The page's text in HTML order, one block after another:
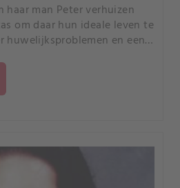
haar man Peter verhuizen
om daar hun ideale leven te
huwelijksproblemen en een